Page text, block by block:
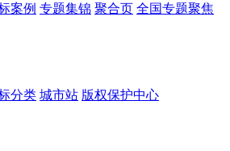
案例 专题集锦 聚合页 全国专题聚焦
分类 城市站 版权保护中心